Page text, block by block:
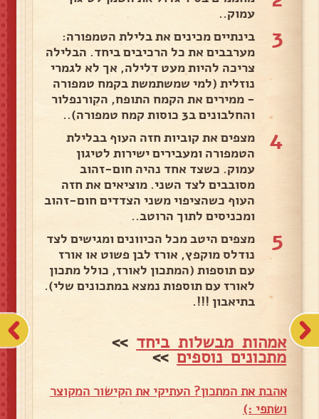
עמוק..
3
בינתיים מכינים את בלילת הטמפורה:
מערבבים את כל הרכיבים ביחד. הבלילה
צריכה להיות מעט דלילה, אך לא לגמרי
נוזלית (למי שמשתמשת בקמח טמפורה
- ממירים את הקמח התופח, הקורנפלור
והחלבונים ב3 כוסות קמח טמפורה)..
4
מצפים את קוביות חזה העוף בבלילת
הטמפורה ומעבירים ישירות לטיגון
עמוק. כשצד אחד נהיה חום-זהוב
מסובבים לצד השני. מוציאים את חזה
העוף כשהציפוי משני הצדדים חום-זהוב
ומכניסים לתוך הרוטב..
5
מצפים היטב מכל הכיוונים ומגישים לצד
נודלס מוקפץ, אורז לבן פשוט או אורז
עם תוספות (המתכון לאורז, כולל מתכון
לאורז עם תוספות נמצא במתכונים שלי).
בתיאבון !!!.
אמהות מבשלות ביחד >>
מתכונים נוספים>>
אהבת את המתכון? העתיקי את הקישור המקוצר
ושתפי :)